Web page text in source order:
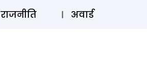
⚲ SUBSCRIBE
राजनीति अवार्ड